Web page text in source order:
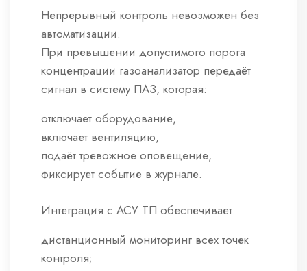
Непрерывный контроль невозможен без
автоматизации.
При превышении допустимого порога
концентрации газоанализатор передаёт
сигнал в систему ПАЗ, которая:
отключает оборудование,
включает вентиляцию,
подаёт тревожное оповещение,
фиксирует событие в журнале.
Интеграция с АСУ ТП обеспечивает:
дистанционный мониторинг всех точек
контроля;